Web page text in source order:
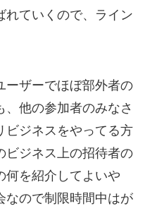
れていくので、ライン
ーザーでほぼ部外者の
他の参加者のみなさ
ビジネスをやってる方
ビジネス上の招待者の
何を紹介してよいや
なので制限時間中はが